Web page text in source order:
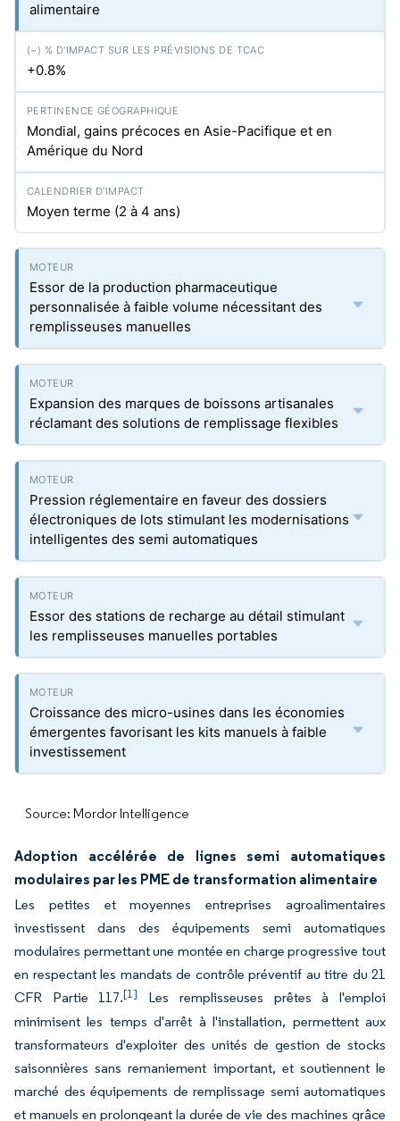
alimentaire
+0.8%
Mondial, gains précoces en Asie-Pacifique et en
Amérique du Nord
Moyen terme (2 à 4 ans)
Essor de la production pharmaceutique
personnalisée à faible volume nécessitant des
remplisseuses manuelles
Expansion des marques de boissons artisanales
réclamant des solutions de remplissage flexibles
Pression réglementaire en faveur des dossiers
électroniques de lots stimulant les modernisations
intelligentes des semi automatiques
Essor des stations de recharge au détail stimulant
les remplisseuses manuelles portables
Croissance des micro-usines dans les économies
émergentes favorisant les kits manuels à faible
investissement
Source: Mordor Intelligence
Adoption accélérée de lignes semi automatiques
modulaires par les PME de transformation alimentaire
Les petites et moyennes entreprises agroalimentaires
investissent dans des équipements semi automatiques
modulaires permettant une montée en charge progressive tout
en respectant les mandats de contrôle préventif au titre du 21
CFR Partie 117.[1]
Les remplisseuses prêtes à l'emploi
minimisent les temps d'arrêt à l'installation, permettent aux
transformateurs d'exploiter des unités de gestion de stocks
saisonnières sans remaniement important, et soutiennent le
marché des équipements de remplissage semi automatiques
et manuels en prolongeant la durée de vie des machines grâce